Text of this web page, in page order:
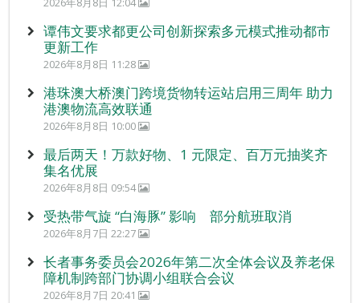
谭伟文要求都更公司创新探索多元模式推动都市
更新工作
2026年8月8日 11:28
港珠澳大桥澳门跨境货物转运站启用三周年 助力
港澳物流高效联通
2026年8月8日 10:00
最后两天！万款好物、1 元限定、百万元抽奖齐
集名优展
2026年8月8日 09:54
受热带气旋 “白海豚” 影响 部分航班取消
2026年8月7日 22:27
长者事务委员会2026年第二次全体会议及养老保
障机制跨部门协调小组联合会议
2026年8月7日 20:41